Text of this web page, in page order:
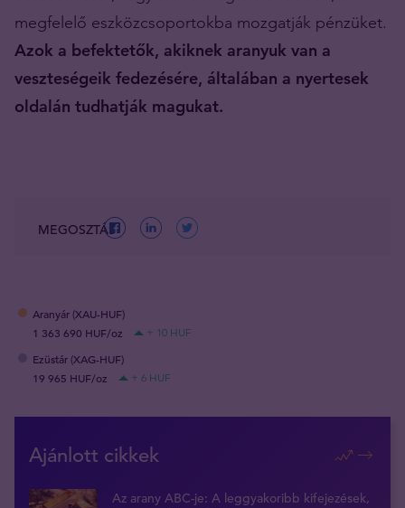
megfelelő eszközcsoportokba mozgatják pénzüket.
Azok a befektetők, akiknek aranyuk van a
veszteségeik fedezésére, általában a nyertesek
oldalán tudhatják magukat.
MEGOSZTÁS
Aranyár (XAU-HUF)
1 363 690 HUF/oz
+ 10 HUF
Ezüstár (XAG-HUF)
19 965 HUF/oz
+ 6 HUF
Ajánlott cikkek
Az arany ABC-je: A leggyakoribb kifejezések,